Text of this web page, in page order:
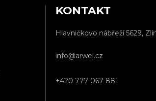
KONTAKT
Hlavničkovo nábřeží 5629,
info@arwel.cz
+420 777 067 881